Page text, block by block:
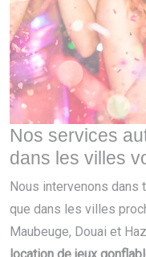
Nos services
dans les villes
Nous intervenons dans
que dans les villes
Maubeuge, Douai et